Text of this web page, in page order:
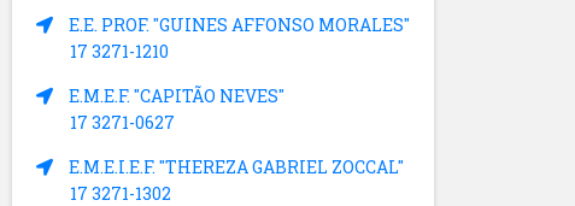
E.E. PROF. "GUINES AFFONSO MORALES"
17 3271-1210
E.M.E.F. "CAPITÃO NEVES"
17 3271-0627
E.M.E.I.E.F. "THEREZA GABRIEL ZOCCAL"
17 3271-1302